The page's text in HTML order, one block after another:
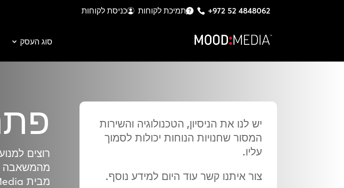
+972 52 4848062 תמיכת לקוחות כניסת לקוחות
סוג העסק
רוצים
מהמשאבה
מבית Mood Media.
יש לנו את הניסיון, הטכנולוגיה והשירות
המסור שחנויות הנוחות יכולות לסמוך
עליו.
צור איתנו קשר עוד היום למידע נוסף.